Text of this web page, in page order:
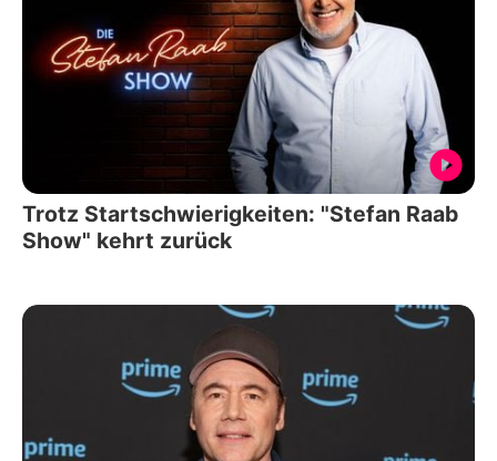
Trotz Startschwierigkeiten: "Stefan Raab
Show" kehrt zurück